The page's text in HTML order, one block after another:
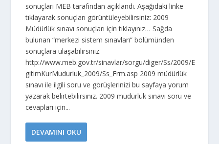
sonuçları MEB tarafından açıklandı. Aşağıdaki linke
tıklayarak sonuçları görüntüleyebilirsiniz: 2009
Müdürlük sınavı sonuçları için tıklayınız… Sağda
bulunan “merkezi sistem sınavları” bölümünden
sonuçlara ulaşabilirsiniz.
http://www.meb.gov.tr/sinavlar/sorgu/diger/Ss/2009/E
gitimKurMudurluk_2009/Ss_Frm.asp 2009 müdürlük
sınavı ile ilgili soru ve görüşlerinizi bu sayfaya yorum
yazarak belirtebilirsiniz. 2009 müdürlük sınavı soru ve
cevapları için...
DEVAMINI OKU